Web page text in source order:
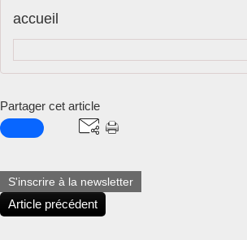
accueil
Partager cet article
S'inscrire à la newsletter
Article précédent